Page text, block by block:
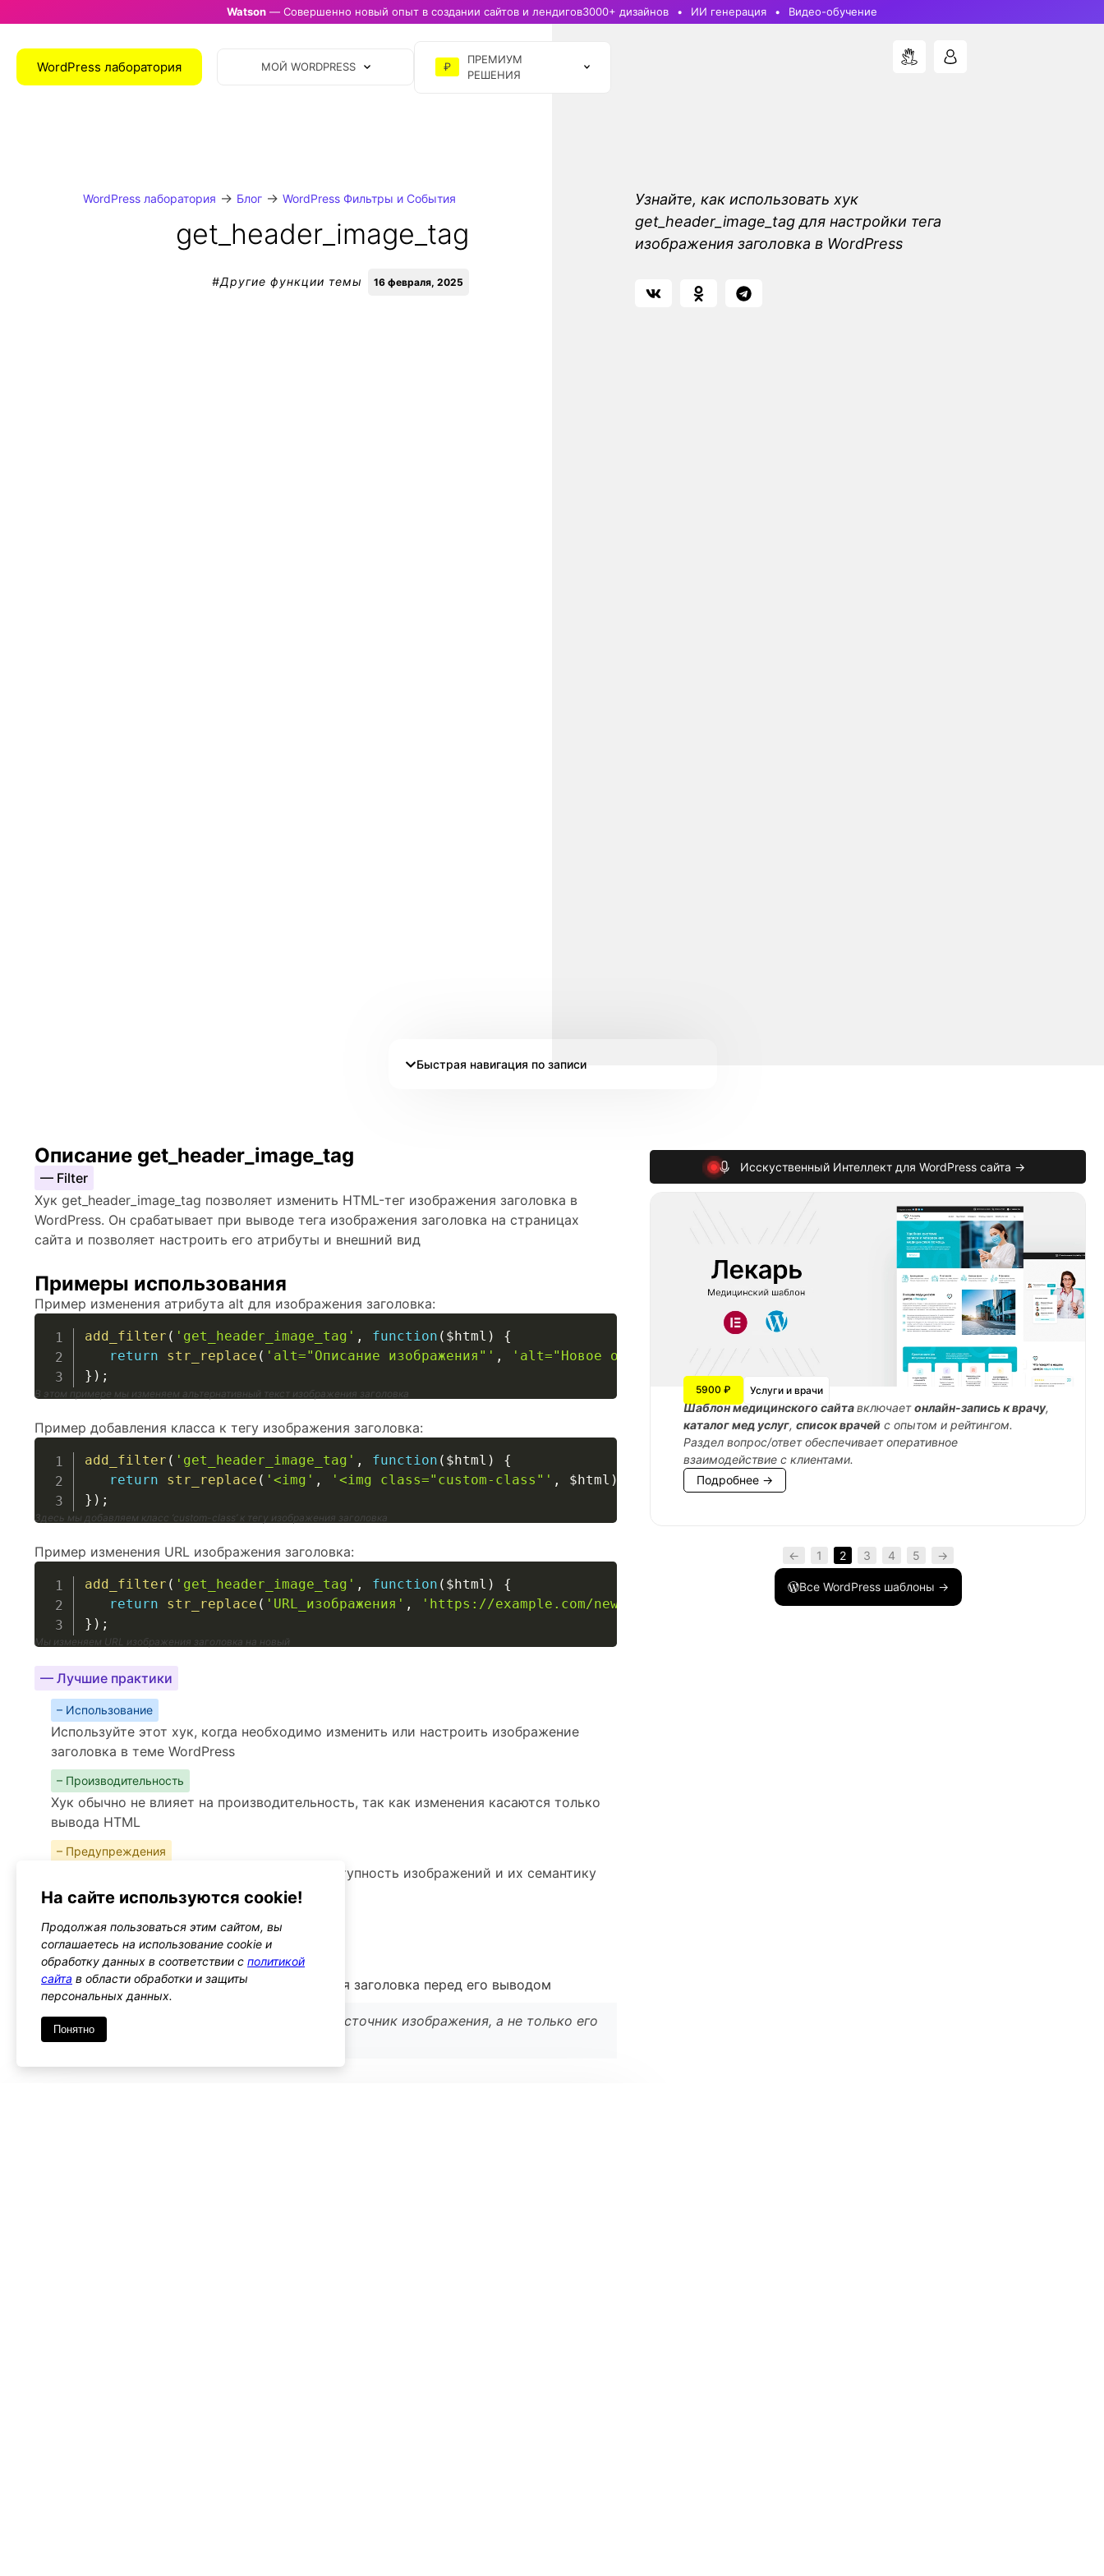
Watson — Совершенно новый опыт в создании сайтов и лендигов3000+ дизайнов ИИ генерация Видео-обучение
WordPress лаборатория МОЙ WORDPRESS ₽
ПРЕМИУМ
РЕШЕНИЯ
WordPress лаборатория → Блог→ WordPress Фильтры и События
get_header_image_tag
16 февраля, 2025
#Другие функции темы
Узнайте, как использовать хук
get_header_image_tag для настройки тега
изображения заголовка в WordPress
Быстрая навигация по записи
Описание get_header_image_tag
— Filter
Хук get_header_image_tag позволяет изменить HTML-тег изображения заголовка в
WordPress. Он срабатывает при выводе тега изображения заголовка на страницах
сайта и позволяет настроить его атрибуты и внешний вид
Примеры использования
Пример изменения атрибута alt для изображения заголовка:
add_filter ( 'get_header_image_tag' , function ( $html )
{
return
str_replace ( 'alt="Описание изображения"' , 'alt="Новое описание"' $html
} ) ;
В этом примере мы изменяем альтернативный текст изображения заголовка
Пример добавления класса к тегу изображения заголовка:
add_filter ( 'get_header_image_tag' , function ( $html )
{
return
str_replace ( '<img' , '<img class="custom-class"' , $html )
} ) ;
Здесь мы добавляем класс ‘custom-class’ к тегу изображения заголовка
Пример изменения URL изображения заголовка:
add_filter ( 'get_header_image_tag' , function ( $html )
{
return
str_replace ( 'URL_изображения' , 'https://example.com/new-image.jpg'
;
} ) ;
Мы изменяем URL изображения заголовка на новый
— Лучшие практики
– Использование
Используйте этот хук, когда необходимо изменить или настроить изображение
заголовка в теме WordPress
– Производительность
Хук обычно не влияет на производительность, так как изменения касаются только
вывода HTML
– Предупреждения
Убедитесь, что изменения не нарушают доступность изображений и их семантику
Альтернативы
get_header_image
Тип: filter
Этот хук позволяет изменить URL изображения заголовка перед его выводом
Используйте его, если нужно изменить сам источник изображения, а не только его
HTML-тег
Исскуственный Интеллект для WordPress сайта →
5900 ₽ Услуги и врачи
Шаблон медицинского сайтавключаетонлайн-запись к врачу,
каталог мед услуг,список врачей с опытом и рейтингом.
Раздел вопрос/ответ обеспечивает оперативное
взаимодействие с клиентами.
Подробнее →
← 1 2 3 4 5 →
Все WordPress шаблоны →
На сайте используются cookie!
Продолжая пользоваться этим сайтом, вы
соглашаетесь на использование cookie и
обработку данных в соответствии с политикой
сайта в области обработки и защиты
персональных данных.
Понятно